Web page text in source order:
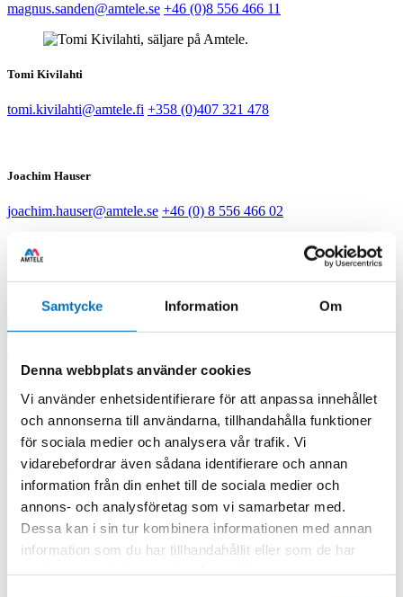
Samtycke Information Om
Denna webbplats använder cookies
Vi använder enhetsidentifierare för att anpassa innehållet
och annonserna till användarna, tillhandahålla funktioner
för sociala medier och analysera vår trafik. Vi
vidarebefordrar även sådana identifierare och annan
information från din enhet till de sociala medier och
annons- och analysföretag som vi samarbetar med.
Dessa kan i sin tur kombinera informationen med annan
information som du har tillhandahållit eller som de har
magnus.sanden@amtele.se +46 (0)8 556 466 11
Tomi Kivilahti
tomi.kivilahti@amtele.fi +358 (0)407 321 478
Joachim Hauser
joachim.hauser@amtele.se +46 (0) 8 556 466 02
hakan.nilsson@amtele.se +46 8 556 466 14
Visa alla kontaktpersoner
Inmet inner DC blocks have a capacitor in-series with the center
conductor which prevents the flow of audio and direct current (DC)
frequencies while offering minimum interference to RF signals up to
50GHz.
Similarly, outer DC blocks have a capacitor in-series with the outer
conductor and the inner/outer types have capac- itors in-series with
both inner and outer conductors
SMA High Voltage
Model
Frequency (GHz) Volt Type
8529A
0.1-4 GHz 900
I
8529AH
0.1-4 GHz 900 I